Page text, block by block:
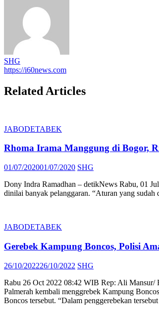
SHG
https://i60news.com
Related Articles
JABODETABEK
Rhoma Irama Manggung di Bogor,
Posted
01/07/202001/07/2020 Author
SHG
Dony Indra Ramadhan – detikNews Rabu, 01
dinilai banyak pelanggaran. “Aturan yang
JABODETABEK
Gerebek Kampung Boncos, Polisi
Posted
26/10/202226/10/2022 Author
SHG
Rabu 26 Oct 2022 08:42 WIB Rep: Ali
Palmerah kembali menggrebek Kampung
Boncos tersebut. “Dalam penggerebekan